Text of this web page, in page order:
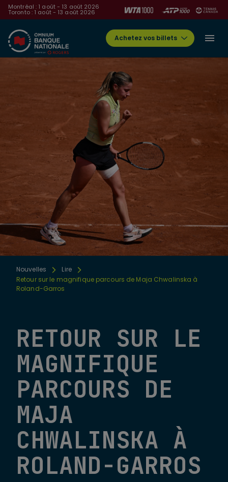
Montréal : 1 août - 13 août 2026
Toronto : 1 août - 13 août 2026
Achetez vos billets
Nouvelles
Lire
Retour sur le magnifique parcours de Maja Chwalinska à
Roland-Garros
RETOUR SUR LE
MAGNIFIQUE
PARCOURS DE
MAJA
CHWALINSKA À
ROLAND-GARROS